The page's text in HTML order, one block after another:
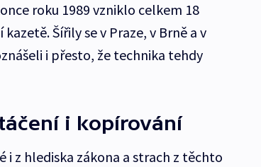
roku 1989 vzniklo celkem 18
Šířily se v Praze, v Brně a v
i přesto, že technika tehdy
i kopírování
z hlediska zákona a strach z těchto